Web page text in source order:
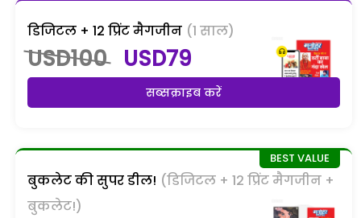
डिजिटल + 12 प्रिंट मैगजीन (1 साल)
USD100 USD79
सब्सक्राइब करें
बुकलेट की सुपर डील! (डिजिटल + 12 प्रिंट मैगजीन +
बुकलेट!)